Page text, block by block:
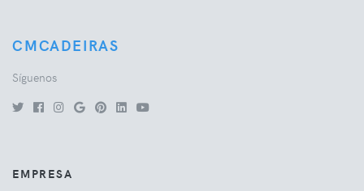
CMCADEIRAS
Síguenos
EMPRESA